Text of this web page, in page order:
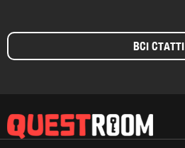
ВСІ СТАТТІ